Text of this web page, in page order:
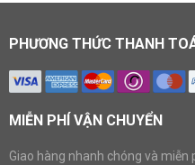
PHƯƠNG THỨC THANH
MIỄN PHÍ VẬN CHUYỂN
Giao hàng nhanh chóng và